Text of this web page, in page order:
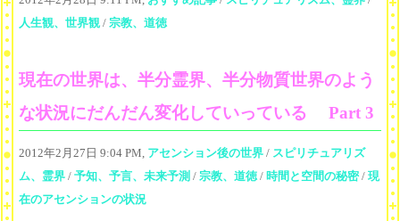
人生観、世界観 / 宗教、道徳
現在の世界は、半分霊界、半分物質世界のよう
な状況にだんだん変化していっている Part 3
2012年2月27日 9:04 PM, アセンション後の世界 / スピリチュアリズ
ム、霊界 / 予知、予言、未来予測 / 宗教、道徳/ 時間と空間の秘密/ 現
在のアセンションの状況